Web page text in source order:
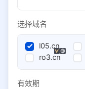
选择域名
l05.cn
ro3.cn
有效期